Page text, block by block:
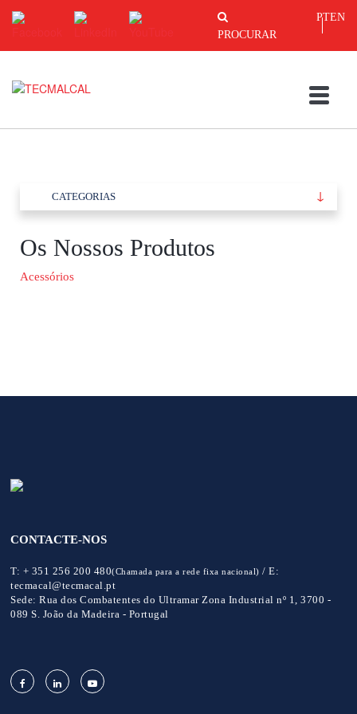
EN
PT
PROCURAR
CATEGORIAS
Os Nossos Produtos
Acessórios
CONTACTE-NOS
T: + 351 256 200 480(Chamada para a rede fixa nacional) /E:
tecmacal@tecmacal.pt
Sede: Rua dos Combatentes do Ultramar Zona Industrial nº 1, 3700 -
089 S. João da Madeira - Portugal